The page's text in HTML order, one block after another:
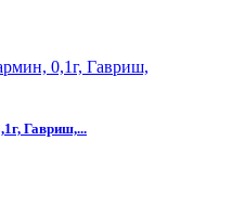
Гавриш,...